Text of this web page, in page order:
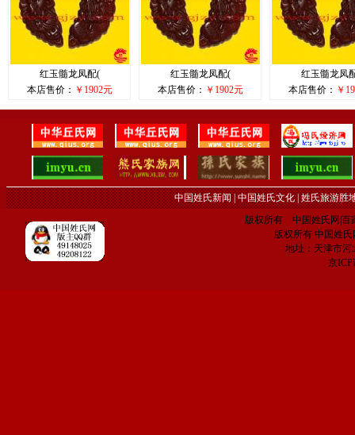
红玉髓龙凤配(
本店售价： ￥1902元
红玉髓龙凤配(
本店售价： ￥1902元
红玉髓龙凤
本店售价： ￥
中国姓氏新闻|中国姓氏文化|姓氏旅游胜
版权所有 中国姓氏网|百
版权所有 中国姓氏
地址：天津市河
京ICP